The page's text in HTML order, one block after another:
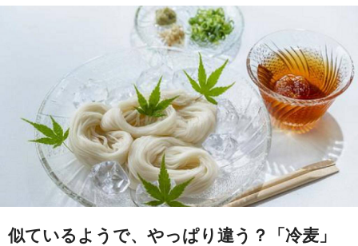
似ているようで、やっぱり違う？「冷麦」